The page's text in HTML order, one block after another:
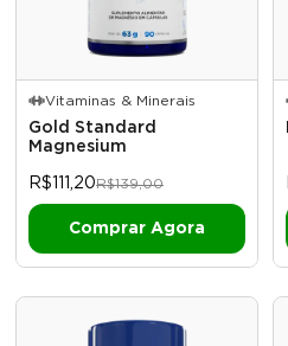
Vitaminas & Minerais
Gold Standard
Magnesium
R$111,20R$139,00